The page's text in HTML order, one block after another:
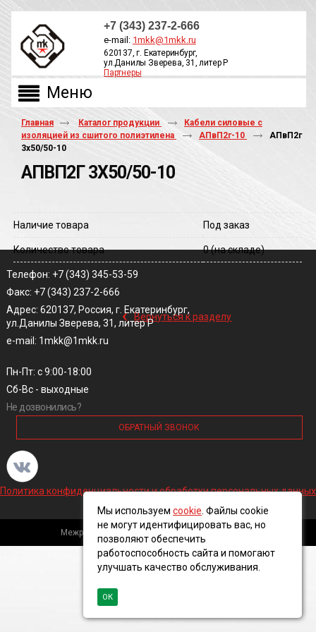
+7 (343) 237-2-666
e-mail: 1mkk@1mkk.ru
620137, г. Екатеринбург,
ул.Данилы Зверева, 31, литер Р
Партнеры
Главная Каталог продукции
Кабели силовые с
изоляцией из сшитого полиэтилена
АПвП2г-10
АПвП2г
3х50/50-10
АПВП2Г 3Х50/50-10
Наличие товара Под заказ
Количество товара 0(на складе)
‹ Вернуться к разделу
Телефон: +7 (343) 345-53-59
Факс: +7 (343) 237-2-666
Адрес: 620137, Россия, г. Екатеринбург,
ул.Данилы Зверева, 31, литер Р
e-mail: 1mkk@1mkk.ru
Пн-Пт: с 9:00-18:00
Сб-Вс - выходные
Не дозвонились?
ОБРАТНЫЙ ЗВОНОК
Политика конфиденциальности и обработки персональных данных
Межрегиональная кабельная компания, 2016 ©
Мы используем cookie . Файлы cookie
не могут идентифицировать вас, но
позволяют обеспечить
работоспособность сайта и помогают
улучшать качество обслуживания.
ОК